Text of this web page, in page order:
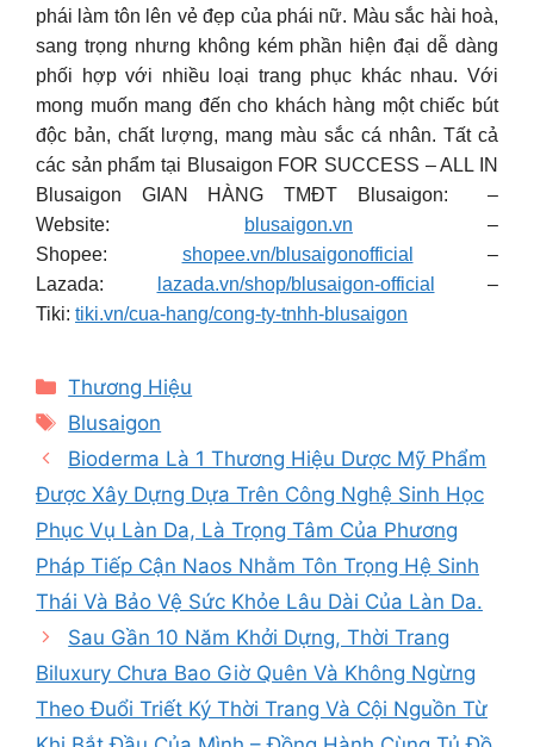
phái làm tôn lên vẻ đẹp của phái nữ. Màu sắc hài hoà,
sang trọng nhưng không kém phần hiện đại dễ dàng
phối hợp với nhiều loại trang phục khác nhau. Với
mong muốn mang đến cho khách hàng một chiếc bút
độc bản, chất lượng, mang màu sắc cá nhân. Tất cả
các sản phẩm tại Blusaigon FOR SUCCESS – ALL IN
Blusaigon GIAN HÀNG TMĐT Blusaigon: –
Website:
blusaigon.vn –
Shopee: shopee.vn/blusaigonofficial
–
Lazada:
lazada.vn/shop/blusaigon-official
–
Tiki: tiki.vn/cua-hang/cong-ty-tnhh-blusaigon
Categories
Thương Hiệu
Tags
Blusaigon
Bioderma Là 1 Thương Hiệu Dược Mỹ Phẩm
Được Xây Dựng Dựa Trên Công Nghệ Sinh Học
Phục Vụ Làn Da, Là Trọng Tâm Của Phương
Pháp Tiếp Cận Naos Nhằm Tôn Trọng Hệ Sinh
Thái Và Bảo Vệ Sức Khỏe Lâu Dài Của Làn Da.
Sau Gần 10 Năm Khởi Dựng, Thời Trang
Biluxury Chưa Bao Giờ Quên Và Không Ngừng
Theo Đuổi Triết Ký Thời Trang Và Cội Nguồn Từ